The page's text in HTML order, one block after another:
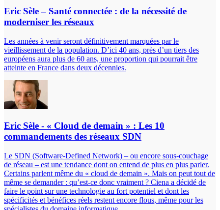
Eric Sèle – Santé connectée : de la nécessité de
moderniser les réseaux
Les années à venir seront définitivement marquées par le
vieillissement de la population. D’ici 40 ans, près d’un tiers des
européens aura plus de 60 ans, une proportion qui pourrait être
atteinte en France dans deux décennies.
Eric Sèle - « Cloud de demain » : Les 10
commandements des réseaux SDN
Le SDN (Software-Defined Network) – ou encore sous-couchage
de réseau – est une tendance dont on entend de plus en plus parler.
Certains parlent même du « cloud de demain ». Mais on peut tout de
même se demander : qu’est-ce donc vraiment ? Ciena a décidé de
faire le point sur une technologie au fort potentiel et dont les
spécificités et bénéfices réels restent encore flous, même pour les